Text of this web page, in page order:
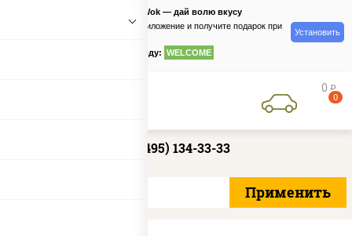
PizzaSushiWok — дай волю вкусу
Скачайте приложение и получите подарок при
по промокоду: WELCOME
Установить
0 руб
0
+7 (495) 134-33-33